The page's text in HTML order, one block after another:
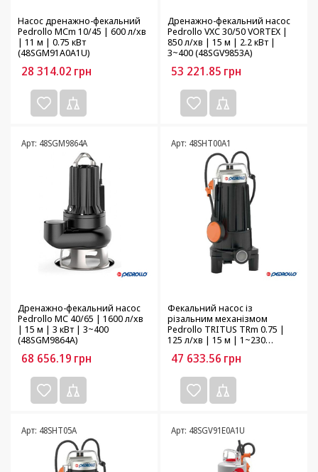
Насос дренажно-фекальний
Pedrollo MCm 10/45 | 600 л/хв
| 11 м | 0.75 кВт
(48SGM91A0A1U)
28 314.02 грн
Дренажно-фекальний насос
Pedrollo VXC 30/50 VORTEX |
850 л/хв | 15 м | 2.2 кВт |
3~400 (48SGV9853A)
53 221.85 грн
Арт: 48SGM9864A
Дренажно-фекальний насос
Pedrollo MC 40/65 | 1600 л/хв
| 15 м | 3 кВт | 3~400
(48SGM9864A)
68 656.19 грн
Арт: 48SHT00A1
Фекальний насос із
різальним механізмом
Pedrollo TRITUS TRm 0.75 |
125 л/хв | 15 м | 1~230
47 633.56 грн
Арт: 48SHT05A Арт: 48SGV91E0A1U